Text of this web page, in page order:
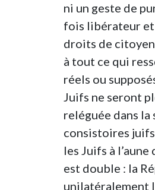
ni un geste de
fois libérateur et
droits de citoyen
à tout ce qui
réels ou
Juifs ne seront
reléguée dans
consistoires juifs
les Juifs à
est double : la
unilatéralement